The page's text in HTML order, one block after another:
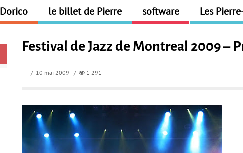
Dorico le billet de Pierre software Les
Festival de Jazz de Montreal 2009 –
/ 10 mai 2009 / 1 291